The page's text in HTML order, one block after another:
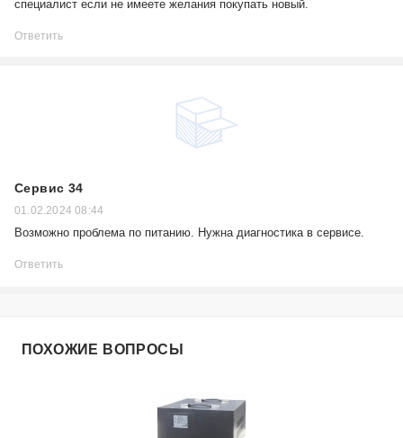
специалист если не имеете желания покупать новый.
Ответить
Сервис 34
01.02.2024 08:44
Возможно проблема по питанию. Нужна диагностика в сервисе.
Ответить
ПОХОЖИЕ ВОПРОСЫ